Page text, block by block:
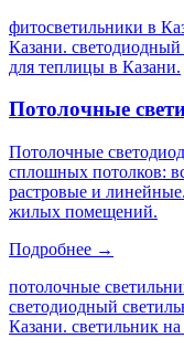
фитосветильники в
Казани.
для теплицы в Казани.
Потолочные
Потолочные
сплошных потолков:
растровые и
жилых помещений.
Подробнее →
потолочные
светодиодный
Казани. светильник